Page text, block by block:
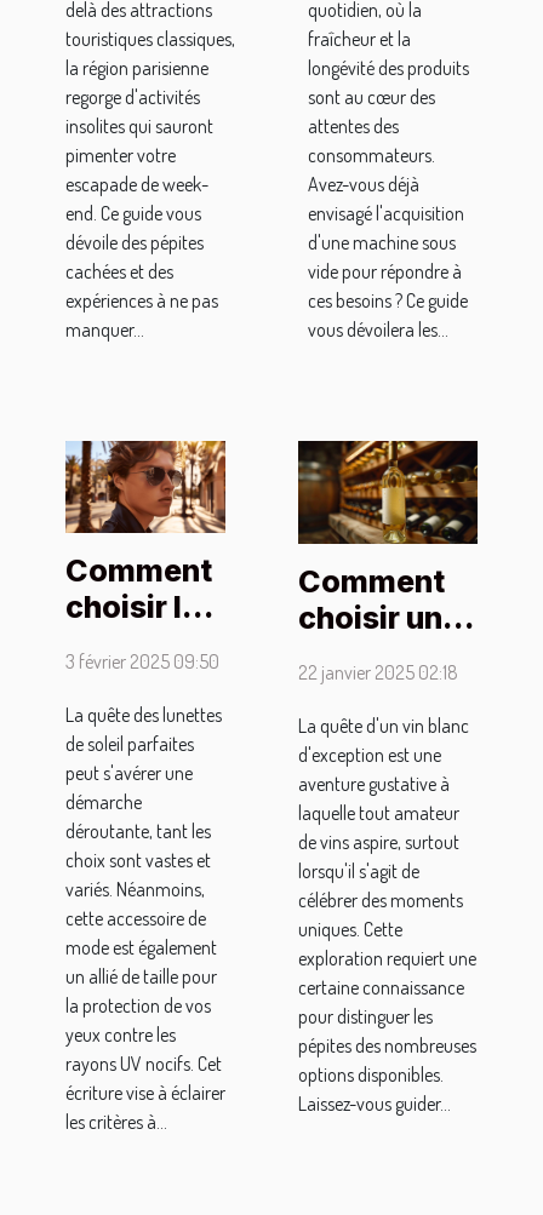
end près de
Paris
delà des attractions
touristiques classiques,
la région parisienne
regorge d'activités
insolites qui sauront
pimenter votre
escapade de week-
end. Ce guide vous
dévoile des pépites
cachées et des
expériences à ne pas
manquer...
quotidien, où la
fraîcheur et la
longévité des produits
sont au cœur des
attentes des
consommateurs.
Avez-vous déjà
envisagé l'acquisition
d'une machine sous
vide pour répondre à
ces besoins ? Ce guide
vous dévoilera les...
Comment
choisir les
lunettes
de soleil
pour
hommes :
conseils
et
entretien
3 février 2025 09:50
La quête des lunettes
de soleil parfaites
peut s'avérer une
démarche
déroutante, tant les
choix sont vastes et
variés. Néanmoins,
cette accessoire de
mode est également
un allié de taille pour
la protection de vos
yeux contre les
rayons UV nocifs. Cet
écriture vise à éclairer
les critères à...
Comment
choisir un
d'exception
pour des
occasions
spéciales
22 janvier 2025 02:18
La quête d'un vin blanc
d'exception est une
aventure gustative à
laquelle tout amateur
de vins aspire, surtout
lorsqu'il s'agit de
célébrer des moments
uniques. Cette
exploration requiert une
certaine connaissance
pour distinguer les
pépites des nombreuses
options disponibles.
Laissez-vous guider...